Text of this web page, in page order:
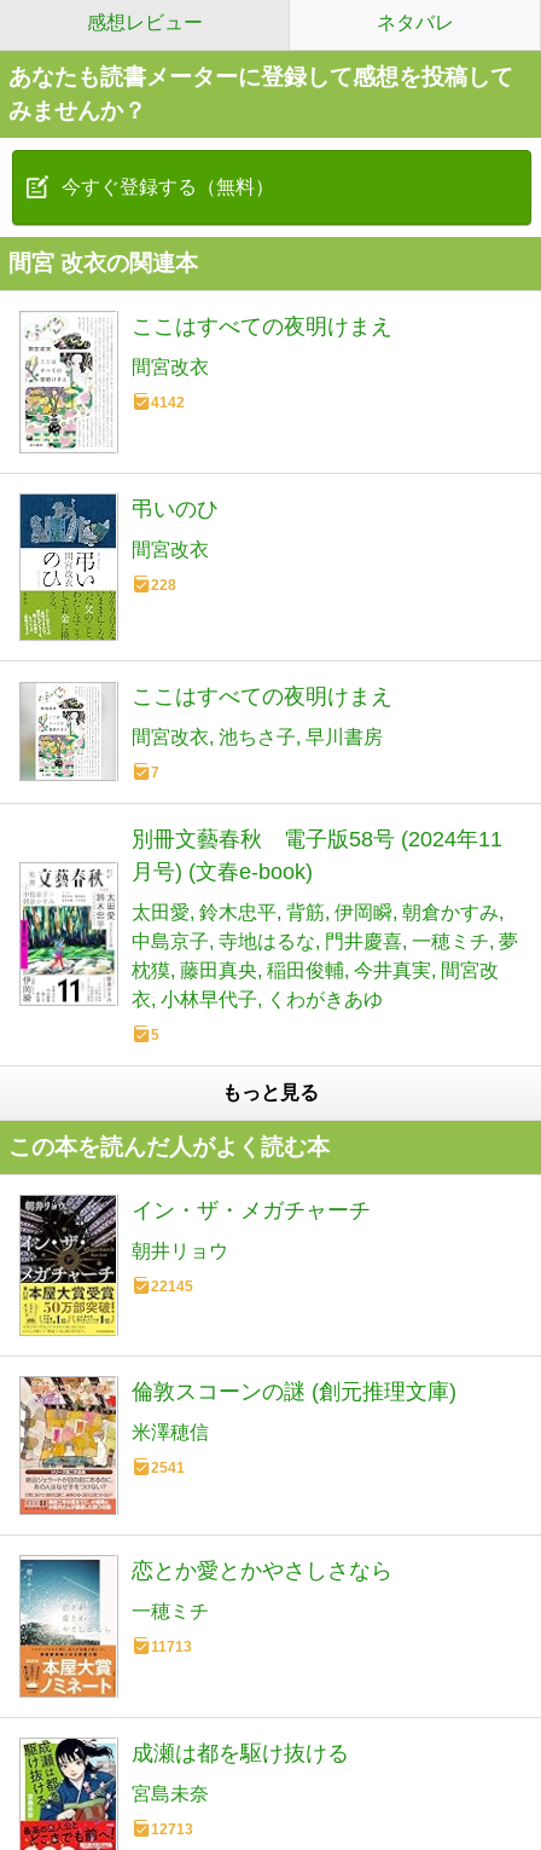
感想レビュー ネタバレ
あなたも読書メーターに登録して感想を投稿して
みませんか？
今すぐ登録する（無料）
間宮 改衣の関連本
ここはすべての夜明けまえ
間宮改衣
4142
弔いのひ
間宮改衣
228
ここはすべての夜明けまえ
間宮改衣 池ちさ子 早川書房
7
別冊文藝春秋 電子版58号 (2024年11
月号) (文春e-book)
太田愛 鈴木忠平 背筋 伊岡瞬 朝倉かすみ
中島京子 寺地はるな 門井慶喜 一穂ミチ 夢
枕獏 藤田真央 稲田俊輔 今井真実
間宮改
衣 小林早代子 くわがきあゆ
5
もっと見る
この本を読んだ人がよく読む本
イン・ザ・メガチャーチ
朝井リョウ
22145
倫敦スコーンの謎 (創元推理文庫)
米澤穂信
2541
恋とか愛とかやさしさなら
一穂ミチ
11713
成瀬は都を駆け抜ける
宮島未奈
12713